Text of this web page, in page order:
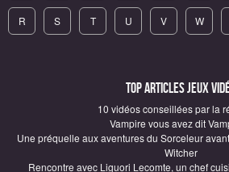
R S T U V W
Top articles Jeux
10 vidéos conseillées par la
Vampire vous avez dit
Une préquelle aux aventures du Sorceleur
Witcher
Rencontre avec Liguori Lecomte, un chef